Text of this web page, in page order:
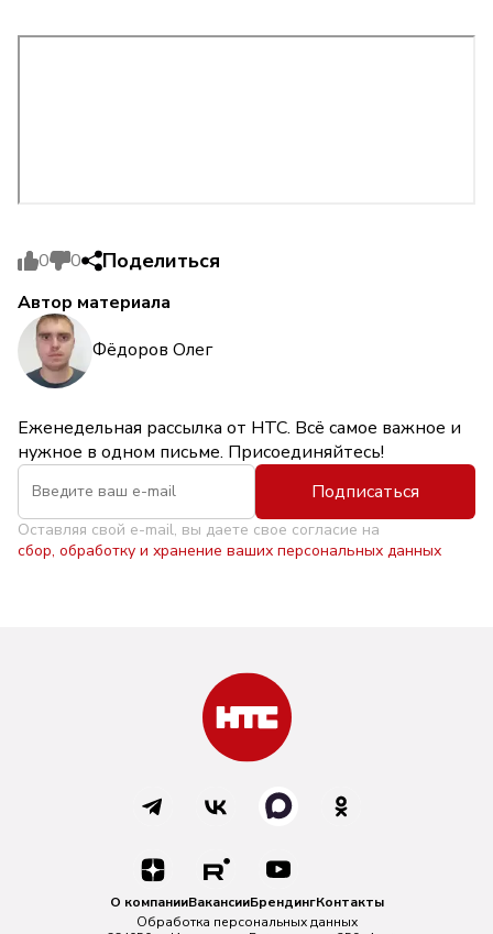
0 0 Поделиться
Автор материала
Фёдоров Олег
Еженедельная рассылка от НТС. Всё самое важное и
нужное в одном письме. Присоединяйтесь!
Подписаться
Оставляя свой e-mail, вы даете свое согласие на
сбор, обработку и хранение ваших персональных данных
О компанииВакансииБрендингКонтакты
Обработка персональных данных